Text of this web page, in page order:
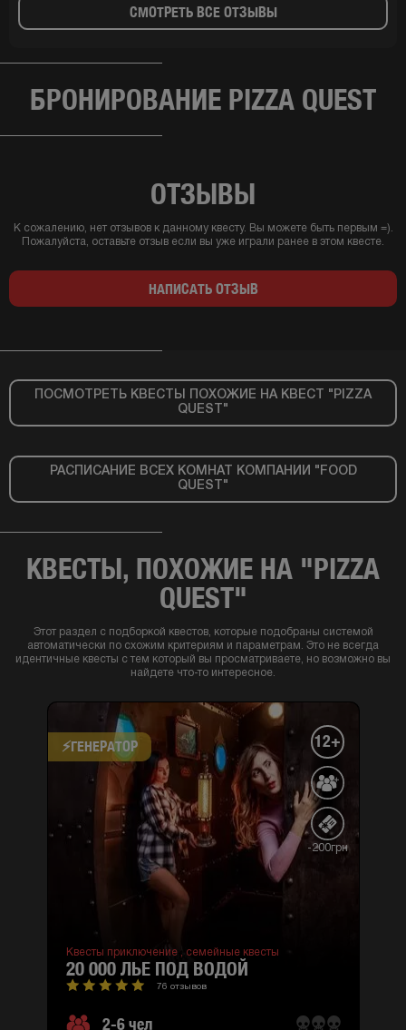
СМОТРЕТЬ ВСЕ ОТЗЫВЫ
БРОНИРОВАНИЕ PIZZA QUEST
ОТЗЫВЫ
К сожалению, нет отзывов к данному квесту. Вы можете быть первым =).
Пожалуйста, оставьте отзыв если вы уже играли ранее в этом квесте.
НАПИСАТЬ ОТЗЫВ
ПОСМОТРЕТЬ КВЕСТЫ ПОХОЖИЕ НА КВЕСТ "PIZZA
QUEST"
РАСПИСАНИЕ ВСЕХ КОМНАТ КОМПАНИИ "FOOD
QUEST"
КВЕСТЫ, ПОХОЖИЕ НА "PIZZA
QUEST"
Этот раздел с подборкой квестов, которые подобраны системой
автоматически по схожим критериям и параметрам. Это не всегда
идентичные квесты с тем который вы просматриваете, но возможно вы
найдете что-то интересное.
⚡​ГЕНЕРАТОР 12+
-200грн
Квесты приключение , семейные квесты
20 000 ЛЬЕ ПОД ВОДОЙ
76 отзывов
2-6 чел